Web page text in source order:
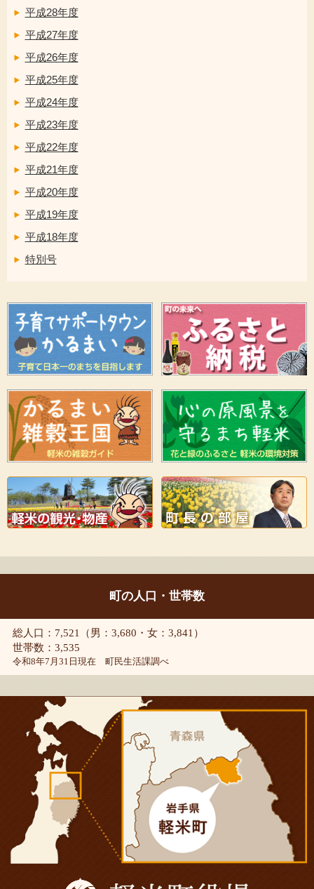
平成28年度
平成27年度
平成26年度
平成25年度
平成24年度
平成23年度
平成22年度
平成21年度
平成20年度
平成19年度
平成18年度
特別号
町の人口・世帯数
総人口：7,521（男：3,680・女：3,841）
世帯数：3,535
令和8年7月31日現在 町民生活課調べ